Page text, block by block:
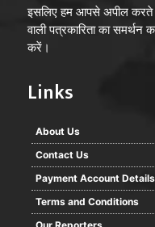
इसलिए हम आपसे अपील करते
वाली पत्रकारिता का समर्थन
करें।
Links
About Us
Contact Us
Payment Account
Terms and Conditions